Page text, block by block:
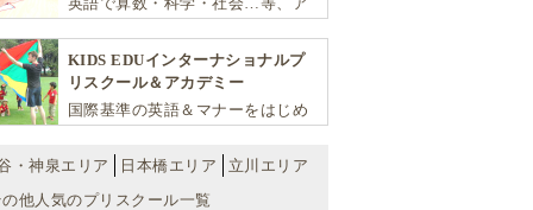
的に伸ばし世界で活躍する子ども
達を育む少人数制のプリスクール
です。
KIDS EDUインターナショナルプ
リスクール＆アカデミー
国際基準の英語＆マナーをはじめ
としての多様な資質を育む「KIDS
EDU（キッズ・エデュ）」は幼児
から小学生まで一貫して学べる充
・神泉エリア 日本橋エリア
立川エリア
の他人気のプリスクール一覧